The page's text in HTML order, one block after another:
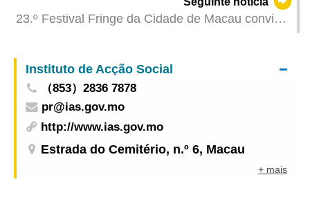
23.º Festival Fringe da Cidade de Macau convida
locais de espectáculo
Instituto de Acção Social
（853）2836 7878
pr@ias.gov.mo
http://www.ias.gov.mo
Estrada do Cemitério, n.º 6, Macau
+ mais